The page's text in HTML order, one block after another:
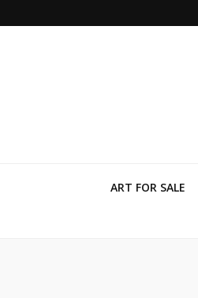
ART FOR SALE